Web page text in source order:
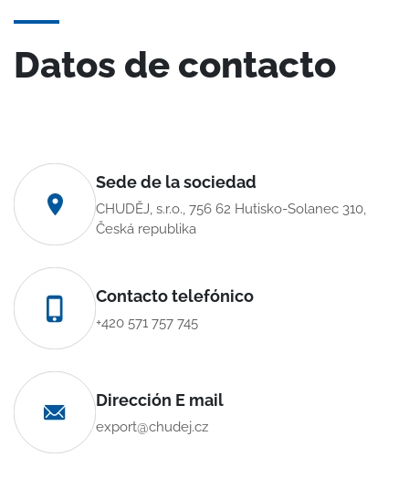
Datos de contacto
Sede de la sociedad
CHUDĚJ, s.r.o., 756 62 Hutisko-Solanec 310,
Česká republika
Contacto telefónico
+420 571 757 745
Dirección E mail
export@chudej.cz